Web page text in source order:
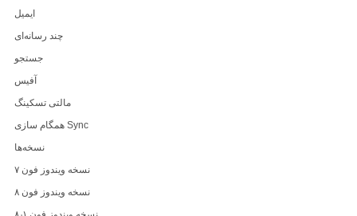
ایمیل
چند رسانه‌ای
جستجو
آفیس
مالتی تسکینگ
همگام سازی Sync
نسخه‌ها
نسخه ویندوز فون ۷
نسخه ویندوز فون ۸